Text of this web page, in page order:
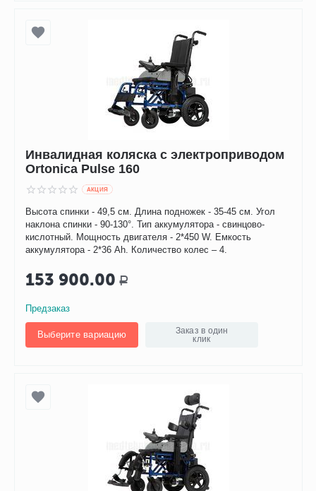
Инвалидная коляска с электроприводом
Ortonica Pulse 160
AКЦИЯ
Высота спинки - 49,5 см. Длина подножек - 35-45 см. Угол
наклона спинки - 90-130°. Тип аккумулятора - свинцово-
кислотный. Мощность двигателя - 2*450 W. Емкость
аккумулятора - 2*36 Ah. Количество колес – 4.
153 900.00 Р
Предзаказ
Выберите вариацию
Заказ в один
клик